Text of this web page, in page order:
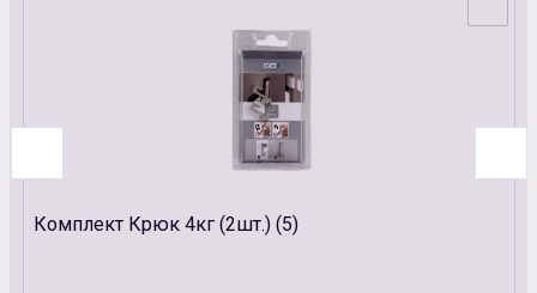
Комплект Крюк 4кг (2шт.) (5)